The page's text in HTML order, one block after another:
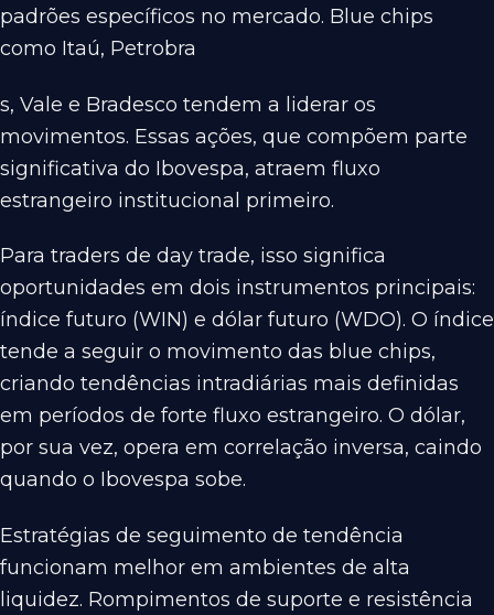
padrões específicos no mercado. Blue chips
como Itaú, Petrobra
s, Vale e Bradesco tendem a liderar os
movimentos. Essas ações, que compõem parte
significativa do Ibovespa, atraem fluxo
estrangeiro institucional primeiro.
Para traders de day trade, isso significa
oportunidades em dois instrumentos principais:
índice futuro (WIN) e dólar futuro (WDO). O índice
tende a seguir o movimento das blue chips,
criando tendências intradiárias mais definidas
em períodos de forte fluxo estrangeiro. O dólar,
por sua vez, opera em correlação inversa, caindo
quando o Ibovespa sobe.
Estratégias de seguimento de tendência
funcionam melhor em ambientes de alta
liquidez. Rompimentos de suporte e resistência